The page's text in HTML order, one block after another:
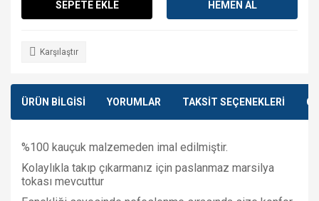
SEPETE EKLE HEMEN AL
Karşılaştır
ÜRÜN BİLGİSİ YORUMLAR TAKSİT SEÇENEKLERİ
%100 kauçuk malzemeden imal edilmiştir.
Kolaylıkla takıp çıkarmanız için paslanmaz marsilya
tokası mevcuttur